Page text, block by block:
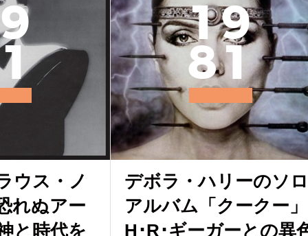
9
1
ウス・ノ
れぬアー
と時代を
19
81
デボラ・ハリーのソロ
アルバム「クークー」
H･R･ギーガーとの異